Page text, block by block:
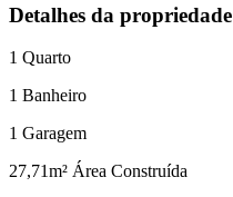
Detalhes da propriedade
1 Quarto
1 Banheiro
1 Garagem
27,71m² Área Construída